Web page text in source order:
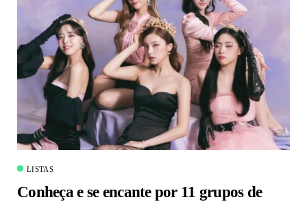
LISTAS
Conheça e se encante por 11 grupos de